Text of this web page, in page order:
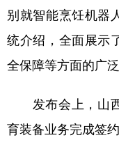
多语种频道
English
Русский язык
Deutsch
别就智能烹饪机器
统介绍，全面展示
全保障等方面的广泛
发布会上，山西
育装备业务完成签约